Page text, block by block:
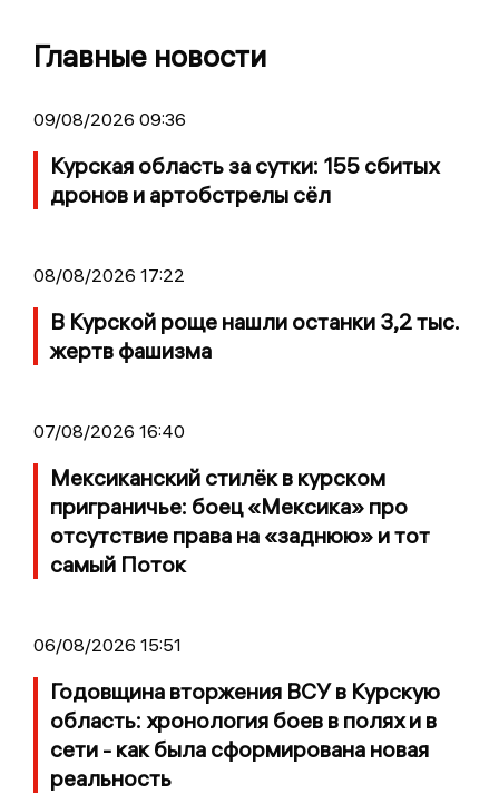
Главные новости
09/08/2026 09:36
Курская область за сутки: 155 сбитых
дронов и артобстрелы сёл
08/08/2026 17:22
В Курской роще нашли останки 3,2 тыс.
жертв фашизма
07/08/2026 16:40
Мексиканский стилёк в курском
приграничье: боец «Мексика» про
отсутствие права на «заднюю» и тот
самый Поток
06/08/2026 15:51
Годовщина вторжения ВСУ в Курскую
область: хронология боев в полях и в
сети - как была сформирована новая
реальность